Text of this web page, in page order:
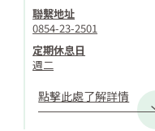
聯繫地址
0854-23-2501
定期休息日
週二
點擊此處了解詳情